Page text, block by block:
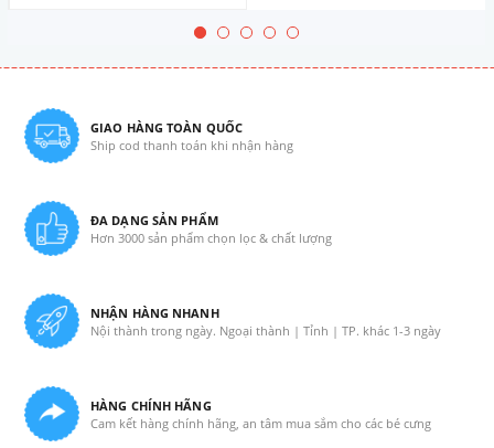
GIAO HÀNG TOÀN QUỐC
Ship cod thanh toán khi nhận hàng
ĐA DẠNG SẢN PHẨM
Hơn 3000 sản phẩm chọn lọc & chất lượng
NHẬN HÀNG NHANH
Nội thành trong ngày. Ngoại thành | Tỉnh | TP. khác 1-3 ngày
HÀNG CHÍNH HÃNG
Cam kết hàng chính hãng, an tâm mua sắm cho các bé cưng